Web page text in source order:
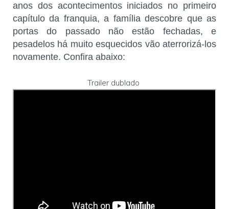
anos dos acontecimentos iniciados no primeiro
capítulo da franquia, a família descobre que as
portas do passado não estão fechadas, e
pesadelos há muito esquecidos vão aterrorizá-los
novamente. Confira abaixo:
Trailer dublado